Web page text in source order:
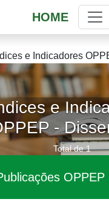
HOME
e Indicadores
e
-
Total de 1
OPPEP